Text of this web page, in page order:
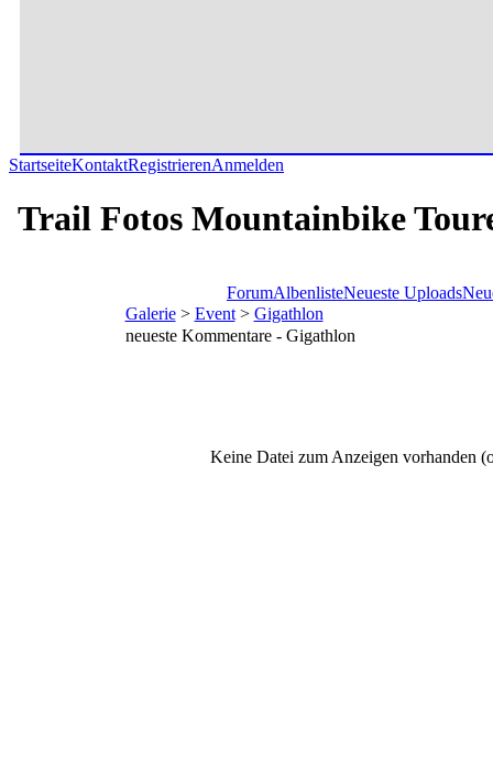
StartseiteKontaktRegistrierenAnmelden
Trail Fotos Mountainbike
ForumAlbenlisteNeueste Uploads
Galerie> Event> Gigathlon
neueste Kommentare - Gigathlon
Keine Datei zum Anzeigen vorhanden